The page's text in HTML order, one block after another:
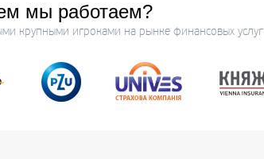
мы работаем?
крупными игроками на рынке финансовых услуг